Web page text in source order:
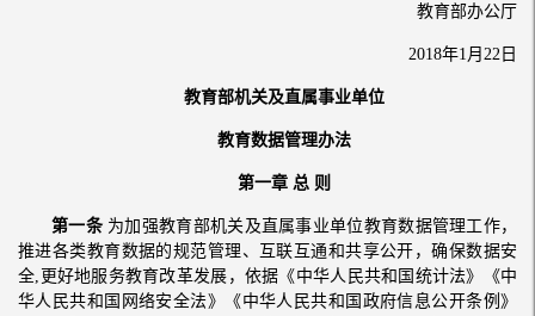
教育部办公厅
2018年1月22日
教育部机关及直属事业单位
教育数据管理办法
第一章 总 则
第一条 为加强教育部机关及直属事业单位教育数据管理工作，
推进各类教育数据的规范管理、互联互通和共享公开，确保数据安
全,更好地服务教育改革发展，依据《中华人民共和国统计法》《中
华人民共和国网络安全法》《中华人民共和国政府信息公开条例》